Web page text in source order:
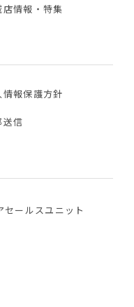
店情報・特集
情報保護方針
送信
ールスユニット